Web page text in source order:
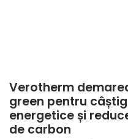
Verotherm
green pentru
energetice și
de carbon